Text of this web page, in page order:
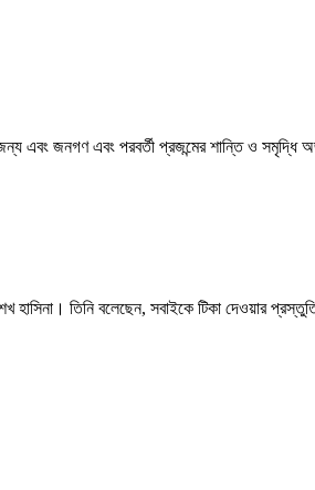
এবং জনগণ এবং পরবর্তী প্রজন্মের শান্তি ও
হাসিনা। তিনি বলেছেন, সবাইকে টিকা দেওয়ার